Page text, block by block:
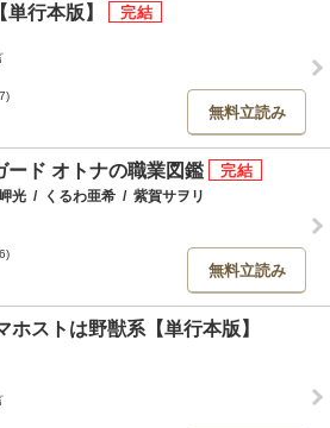
単行本版】
無料立読み
ード オトナの職業図鑑
光 / くるわ亜希 / 紫賀サヲリ
無料立読み
ホストは野獣系【単行本版】